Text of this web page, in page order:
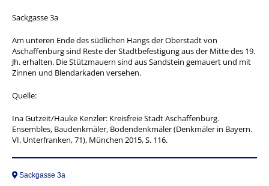
Sackgasse 3a
Am unteren Ende des südlichen Hangs der Oberstadt von
Aschaffenburg sind Reste der Stadtbefestigung aus der Mitte des 19.
Jh. erhalten. Die Stützmauern sind aus Sandstein gemauert und mit
Zinnen und Blendarkaden versehen.
Quelle:
Ina Gutzeit/Hauke Kenzler: Kreisfreie Stadt Aschaffenburg.
Ensembles, Baudenkmäler, Bodendenkmäler (Denkmäler in Bayern.
VI. Unterfranken, 71), München 2015, S. 116.
Sackgasse 3a